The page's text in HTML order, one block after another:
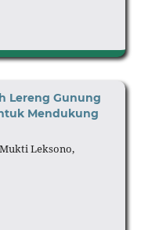
Lereng Gunung
Mendukung
Leksono,